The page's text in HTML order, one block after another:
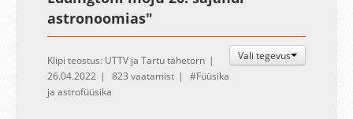
astronoomias"
Vali tegevus
Klipi teostus: UTTV ja Tartu tähetorn
26.04.2022
823 vaatamist
Füüsika
ja astrofüüsika